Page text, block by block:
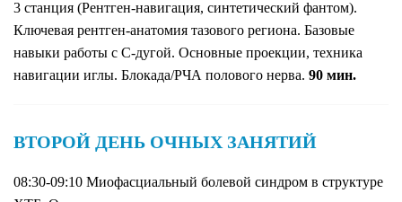
3 станция (Рентген-навигация, синтетический фантом).
Ключевая рентген-анатомия тазового региона. Базовые
навыки работы с С-дугой. Основные проекции, техника
навигации иглы. Блокада/РЧА полового нерва. 90 мин.
ВТОРОЙ ДЕНЬ ОЧНЫХ ЗАНЯТИЙ
08:30-09:10 Миофасциальный болевой синдром в структуре